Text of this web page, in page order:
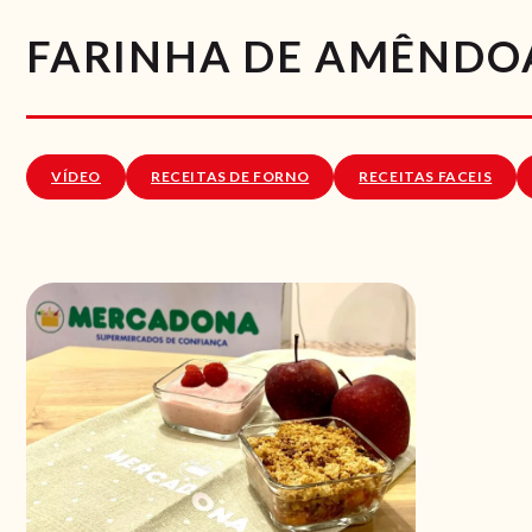
FARINHA DE
VÍDEO RECEITAS DE FORNO RECEITAS FACEIS